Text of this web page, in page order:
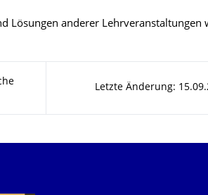
Lösungen anderer Lehrveranstaltungen
Letzte Änderung: